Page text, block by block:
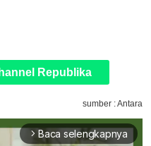
Republika
sumber : Antara
arrow_forward_ios Baca selengkapnya